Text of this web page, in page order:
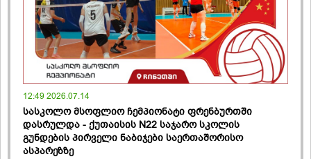
12:49 2026.07.14
სასკოლო მსოფლიო ჩემპიონატი ფრენბურთში
დასრულდა - ქუთაისის N22 საჯარო სკოლის
გუნდების პირველი ნაბიჯები საერთაშორისო
ასპარეზზე